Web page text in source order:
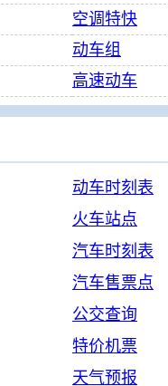
空调特快
动车组
高速动车
动车时刻表
火车站点
汽车时刻表
汽车售票点
公交查询
特价机票
天气预报